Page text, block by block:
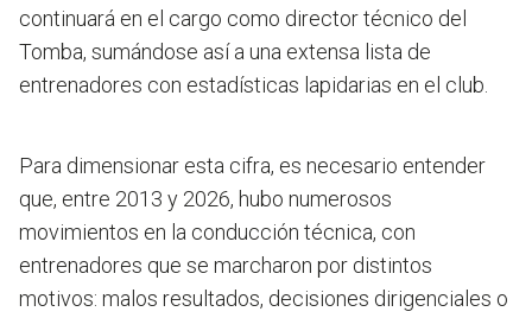
continuará en el cargo como director técnico del
Tomba, sumándose así a una extensa lista de
entrenadores con estadísticas lapidarias en el club.
Para dimensionar esta cifra, es necesario entender
que, entre 2013 y 2026, hubo numerosos
movimientos en la conducción técnica, con
entrenadores que se marcharon por distintos
motivos: malos resultados, decisiones dirigenciales o